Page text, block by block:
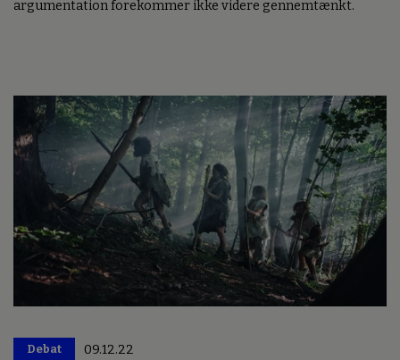
argumentation forekommer ikke videre gennemtænkt.
Debat 09.12.22